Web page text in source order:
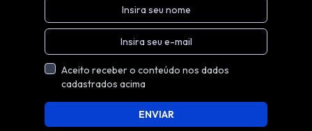
Aceito receber o conteúdo nos dados
cadastrados acima
ENVIAR